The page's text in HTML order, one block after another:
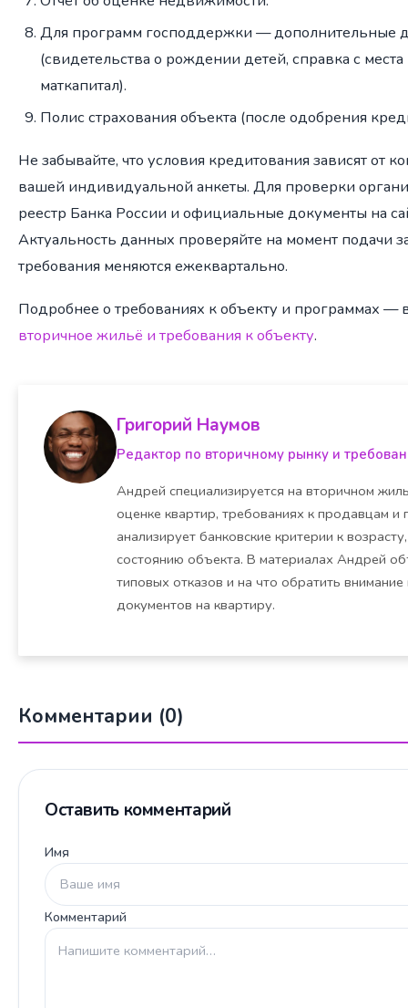
Для программ господдержки — дополнительные
(свидетельства о рождении детей, справка с
маткапитал).
Полис страхования объекта (после одобрения
Не забывайте, что условия кредитования зависят от
вашей индивидуальной анкеты. Для проверки
реестр Банка России и официальные документы на
Актуальность данных проверяйте на момент подачи
требования меняются ежеквартально.
Подробнее о требованиях к объекту и программах —
вторичное жильё и требования к объекту.
Григорий Наумов
Редактор по вторичному рынку и
Андрей специализируется на вторичном
оценке квартир, требованиях к продавцам и
анализирует банковские критерии к
состоянию объекта. В материалах Андрей
типовых отказов и на что обратить
документов на квартиру.
Комментарии (0)
Оставить комментарий
Имя
Комментарий